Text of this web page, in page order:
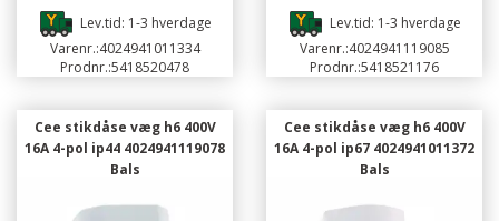
Lev.tid: 1-3 hverdage
Varenr.:4024941011334
Prodnr.:5418520478
Lev.tid: 1-3 hverdage
Varenr.:4024941119085
Prodnr.:5418521176
Cee stikdåse væg h6 400V
16A 4-pol ip44 4024941119078
Bals
Cee stikdåse væg h6 400V
16A 4-pol ip67 4024941011372
Bals